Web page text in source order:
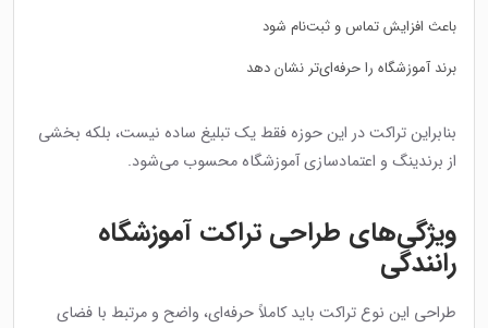
باعث افزایش تماس و ثبت‌نام شود
برند آموزشگاه را حرفه‌ای‌تر نشان دهد
بنابراین تراکت در این حوزه فقط یک تبلیغ ساده نیست، بلکه بخشی
از برندینگ و اعتمادسازی آموزشگاه محسوب می‌شود.
ویژگی‌های طراحی تراکت آموزشگاه
رانندگی
طراحی این نوع تراکت باید کاملاً حرفه‌ای، واضح و مرتبط با فضای